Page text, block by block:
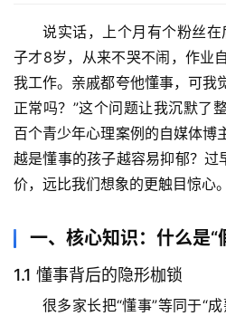
说实话，上个月有个粉丝
子才8岁，从来不哭不闹，作业
我工作。亲戚都夸他懂事，可我
正常吗？”这个问题让我沉默了
百个青少年心理案例的自媒体博
越是懂事的孩子越容易抑郁？过
价，远比我们想象的更触目惊心。
一、核心知识：什么是“
1.1 懂事背后的隐形枷锁
很多家长把“懂事”等同于“